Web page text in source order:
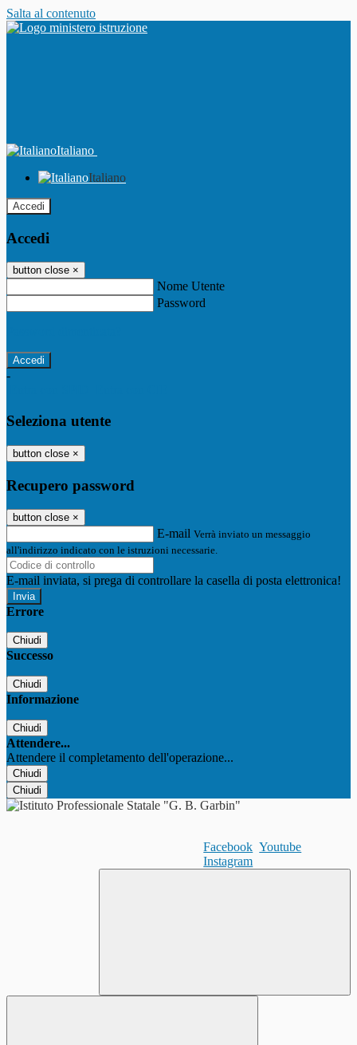
Salta al contenuto
Italiano
Italiano
Accedi
Accedi
button close ×
Nome Utente
Password
-
Seleziona utente
button close ×
Recupero password
button close ×
E-mail Verrà inviato un messaggio
all'indirizzo indicato con le istruzioni necessarie.
E-mail inviata, si prega di controllare la casella di posta elettronica!
Errore
Chiudi
Successo
Chiudi
Informazione
Chiudi
Attendere...
Attendere il completamento dell'operazione...
Chiudi
Chiudi
Facebook Youtube
Instagram